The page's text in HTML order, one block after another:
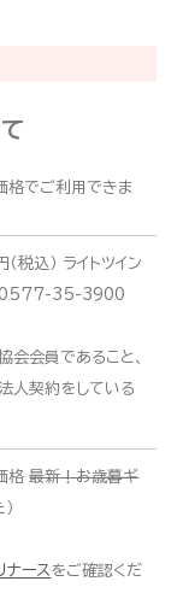
格でご利用できま
込） ライトツイン
35-3900
会員であること、
人契約をしている
格最新！お歳暮ギ
ナースをご確認くだ